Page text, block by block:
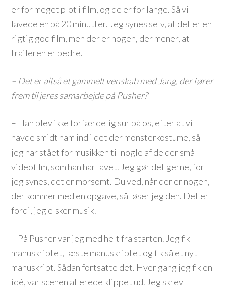
er for meget plot i film, og de er for lange. Så vi
lavede en på 20 minutter. Jeg synes selv, at det er en
rigtig god film, men der er nogen, der mener, at
traileren er bedre.
– Det er altså et gammelt venskab med Jang, der fører
frem til jeres samarbejde på Pusher?
– Han blev ikke forfærdelig sur på os, efter at vi
havde smidt ham ind i det der monsterkostume, så
jeg har stået for musikken til nogle af de der små
videofilm, som han har lavet. Jeg gør det gerne, for
jeg synes, det er morsomt. Du ved, når der er nogen,
der kommer med en opgave, så løser jeg den. Det er
fordi, jeg elsker musik.
– På Pusher var jeg med helt fra starten. Jeg fik
manuskriptet, læste manuskriptet og fik så et nyt
manuskript. Sådan fortsatte det. Hver gang jeg fik en
idé, var scenen allerede klippet ud. Jeg skrev